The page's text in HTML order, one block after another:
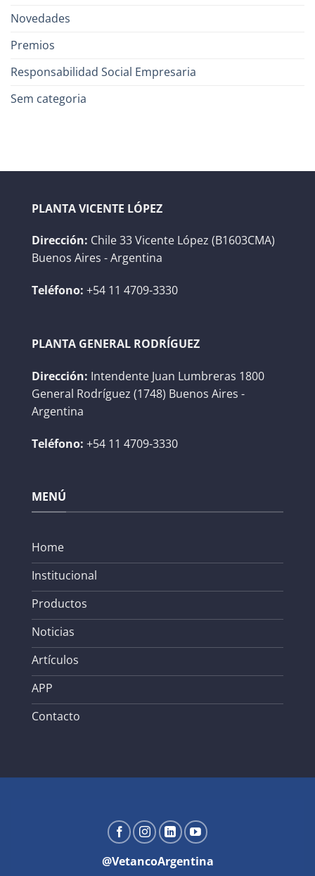
Novedades
Premios
Responsabilidad Social Empresaria
Sem categoria
PLANTA VICENTE LÓPEZ
Dirección: Chile 33 Vicente López (B1603CMA)
Buenos Aires - Argentina
Teléfono: +54 11 4709-3330
PLANTA GENERAL RODRÍGUEZ
Dirección: Intendente Juan Lumbreras 1800
General Rodríguez (1748) Buenos Aires -
Argentina
Teléfono: +54 11 4709-3330
MENÚ
Home
Institucional
Productos
Noticias
Artículos
APP
Contacto
@VetancoArgentina